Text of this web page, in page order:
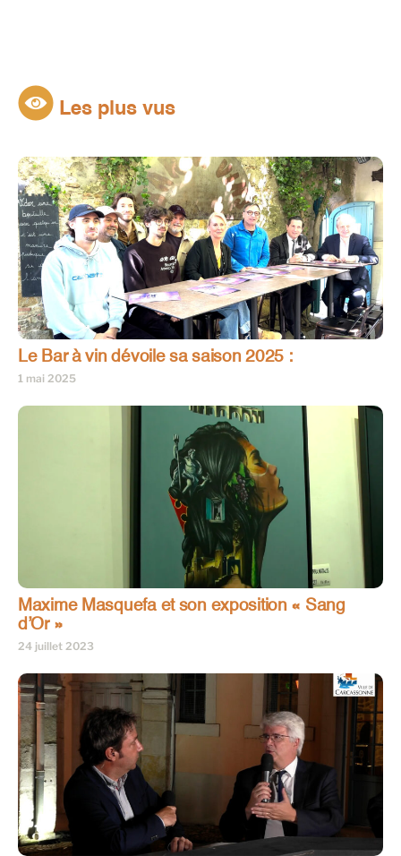
Les plus vus
Le Bar à vin dévoile sa saison 2025 :
1 mai 2025
Maxime Masquefa et son exposition « Sang
d’Or »
24 juillet 2023